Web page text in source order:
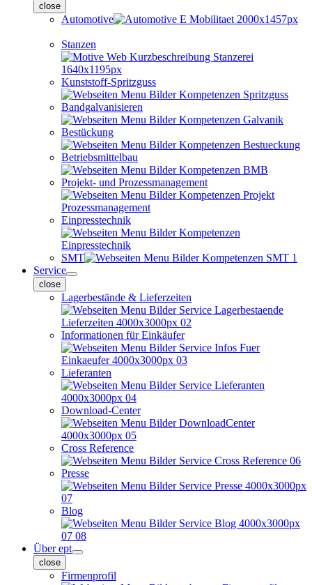
close
Automotive
Stanzen
Kunststoff-Spritzguss
Bandgalvanisieren
Bestückung
Betriebsmittelbau
Projekt- und Prozessmanagement
Einpresstechnik
SMT
Service
close
Lagerbestände & Lieferzeiten
Informationen für Einkäufer
Lieferanten
Download-Center
Cross Reference
Presse
Blog
Über ept
close
Firmenprofil